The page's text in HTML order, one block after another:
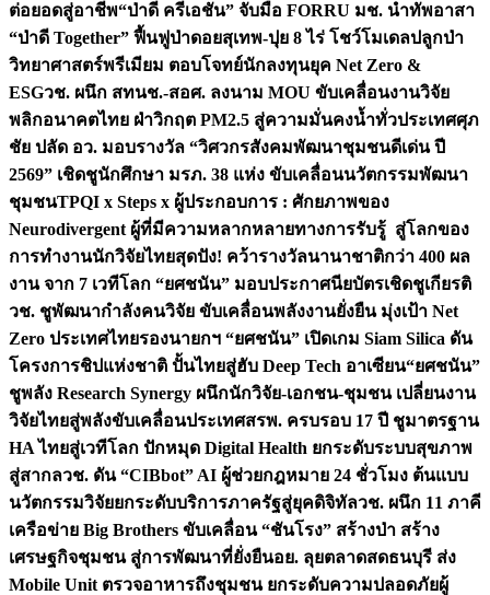
ต่อยอดสู่อาชีพ“ป่าดี ครีเอชัน” จับมือ FORRU มช. นำทัพอาสา
“ป่าดี Together” ฟื้นฟูป่าดอยสุเทพ-ปุย 8 ไร่ โชว์โมเดลปลูกป่า
วิทยาศาสตร์พรีเมียม ตอบโจทย์นักลงทุนยุค Net Zero &
ESGวช. ผนึก สทนช.-สอศ. ลงนาม MOU ขับเคลื่อนงานวิจัย
พลิกอนาคตไทย ฝ่าวิกฤต PM2.5 สู่ความมั่นคงน้ำทั่วประเทศศุภ
ชัย ปลัด อว. มอบรางวัล “วิศวกรสังคมพัฒนาชุมชนดีเด่น ปี
2569” เชิดชูนักศึกษา มรภ. 38 แห่ง ขับเคลื่อนนวัตกรรมพัฒนา
ชุมชนTPQI x Steps x ผู้ประกอบการ : ศักยภาพของ
Neurodivergent ผู้ที่มีความหลากหลายทางการรับรู้ สู่โลกของ
การทำงานนักวิจัยไทยสุดปัง! คว้ารางวัลนานาชาติกว่า 400 ผล
งาน จาก 7 เวทีโลก “ยศชนัน” มอบประกาศนียบัตรเชิดชูเกียรติ
วช. ชูพัฒนากำลังคนวิจัย ขับเคลื่อนพลังงานยั่งยืน มุ่งเป้า Net
Zero ประเทศไทยรองนายกฯ “ยศชนัน” เปิดเกม Siam Silica ดัน
โครงการชิปแห่งชาติ ปั้นไทยสู่ฮับ Deep Tech อาเซียน“ยศชนัน”
ชูพลัง Research Synergy ผนึกนักวิจัย-เอกชน-ชุมชน เปลี่ยนงาน
วิจัยไทยสู่พลังขับเคลื่อนประเทศสรพ. ครบรอบ 17 ปี ชูมาตรฐาน
HA ไทยสู่เวทีโลก ปักหมุด Digital Health ยกระดับระบบสุขภาพ
สู่สากลวช. ดัน “CIBbot” AI ผู้ช่วยกฎหมาย 24 ชั่วโมง ต้นแบบ
นวัตกรรมวิจัยยกระดับบริการภาครัฐสู่ยุคดิจิทัลวช. ผนึก 11 ภาคี
เครือข่าย Big Brothers ขับเคลื่อน “ชันโรง” สร้างป่า สร้าง
เศรษฐกิจชุมชน สู่การพัฒนาที่ยั่งยืนอย. ลุยตลาดสดธนบุรี ส่ง
Mobile Unit ตรวจอาหารถึงชุมชน ยกระดับความปลอดภัยผู้